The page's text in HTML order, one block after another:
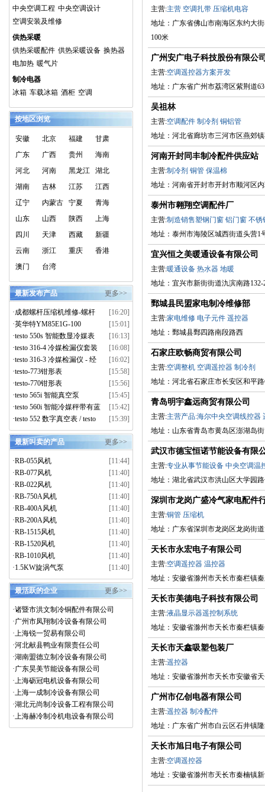
中央空调工程 中央空调设计
空调安装及维修
供热采暖
供热采暖配件 供热采暖设备 换热器
电加热 暖气片
制冷电器
冰箱 车载冰箱 酒柜 空调
按地区浏览
安徽 北京 福建
甘肃
广东
广西 贵州
海南
河北
河南 黑龙江
湖北
湖南
吉林 江苏
江西
辽宁
内蒙古 宁夏
青海
山东
山西 陕西
上海
四川
天津 西藏
新疆
云南
浙江 重庆
香港
澳门
台湾
更多>>
最新发布产品
·成都螺杆压缩机维修-螺杆
压缩机大修-离心压缩机维
修-上门拆解维保服务
[16:20]
·英华特YM85E1G-100
[15:01]
·testo 550s 智能数显冷媒表
真空套装
[16:13]
·testo 316-4 冷媒检漏仪套装
[16:08]
·testo 316-3 冷媒检漏仪 - 经
济型
[16:02]
·testo-773钳形表
[15:58]
·testo-770钳形表
[15:56]
·testo 565i 智能真空泵
[15:45]
·testo 560i 智能冷媒秤带有蓝
牙功能
[15:42]
·testo 552 数字真空表 / testo
552i 智能真空探头
[15:39]
更多>>
最新叫卖的产品
·RB-055风机
[11:44]
·RB-077风机
[11:40]
·RB-022风机
[11:40]
·RB-750A风机
[11:40]
·RB-400A风机
[11:40]
·RB-200A风机
[11:40]
·RB-1515风机
[11:40]
·RB-1520风机
[11:40]
·RB-1010风机
[11:40]
·1.5KW旋涡气泵 [11:40]
更多>>
最活跃的企业
·诸暨市洪文制冷铜配件有限公司
·广州市凤翔制冷设备有限公司
·上海锐一贸易有限公司
·河北献县鸭业有限责任公司
·湖南盟德立制冷设备有限公司
·广东昊美节能设备有限公司
·上海砺冠电机设备有限公司
·上海一成制冷设备有限公司
·湖北元尚制冷设备工程有限公司
·上海赫冷制冷机电设备有限公司
主营:主营 空调扎带 压缩机电容
地址：广东省佛山市南海区东约大
100米
广州安广电子科技股份有限公
主营:空调遥控器方案开发
地址：广东省广州市荔湾区紫荆道
吴祖林
主营:空调配件 制冷剂 铜铝管
地址：河北省廊坊市三河市区燕郊
河南开封同丰制冷配件供应站
主营:制冷剂 铜管 保温棉
地址：河南省开封市开封市顺河区
泰州市翱翔空调配件厂
主营:制造销售塑钢门窗 铝门窗 不锈
地址：泰州市海陵区城西街道头营1
宜兴恒之美暖通设备有限公司
主营:暖通设备 热水器 地暖
地址：宜兴市新街街道氿滨南路132-
鄄城县民盟家电制冷维修部
主营:家电维修 电子元件 遥控器
地址：鄄城县鄄四路南段路西
石家庄欧畅商贸有限公司
主营:空调整机 空调遥控器 制冷剂
地址：河北省石家庄市长安区和平
青岛明宇鑫远商贸有限公司
主营:主营产品:海尔中央空调线控器
地址：山东省青岛市黄岛区澎湖岛街
武汉市德宝恒诺节能设备有限
主营:专业从事节能设备 中央空调温
地址：湖北省武汉市洪山区大学园
深圳市龙岗广盛冷气家电配件
主营:铜管 压缩机
地址：广东省深圳市龙岗区龙岗街
天长市永宏电子有限公司
主营:空调遥控器 温控器
地址：安徽省滁州市天长市秦栏镇
天长市美德电子科技有限公司
主营:液晶显示器遥控制系统
地址：安徽省滁州市天长市秦栏镇
天长市天鑫吸塑包装厂
主营:遥控器
地址：安徽省滁州市天长市安徽省
广州市亿创电器有限公司
主营:遥控器 制冷配件
地址：广东省广州市白云区石井镇
天长市旭日电子有限公司
主营:空调遥控器
地址：安徽省滁州市天长市秦楠镇